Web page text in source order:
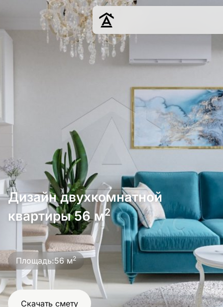
Дизайн
Ремонт
Наши работы
О нас
Контакты
г. Краснодар
8 (861) 945-12-
34
Обсудить
проект
Дизайн двухкомнатной
квартиры 56 м2
Площадь:56 м2
Скачать смету